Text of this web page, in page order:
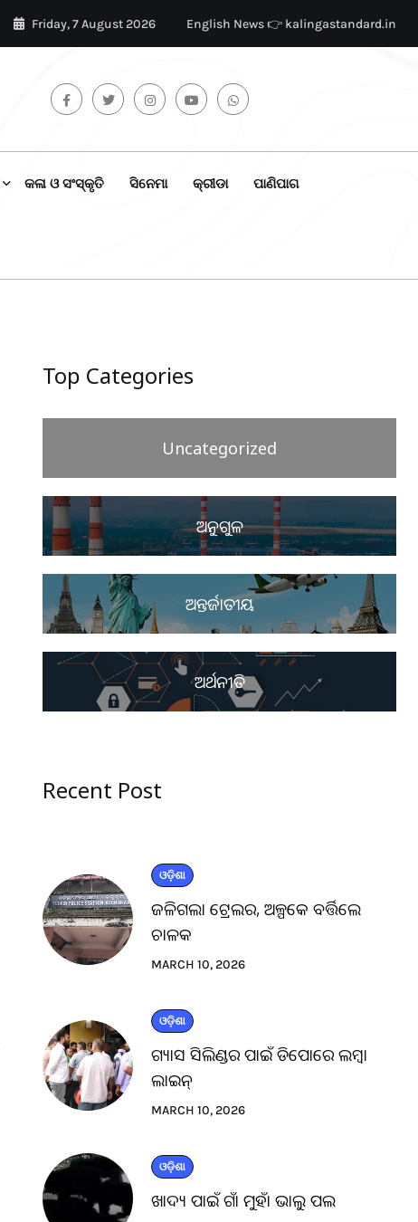
Friday, 7 August 2026 English News 👉 kalingastandard.in
କଳା ଓ ସଂସ୍କୃତି ସିନେମା କ୍ରୀଡା ପାଣିପାଗ
Top Categories
Uncategorized
ଅନୁଗୁଳ
ଅନ୍ତର୍ଜାତୀୟ
ଅର୍ଥନୀତି
Recent Post
ଓଡ଼ିଶା
ଜଳିଗଲା ଟ୍ରେଲର, ଅଳ୍ପକେ ବର୍ତ୍ତିଲେ
ଚାଳକ
MARCH 10, 2026
ଓଡ଼ିଶା
ଗ୍ୟାସ ସିଲିଣ୍ଡର ପାଇଁ ଡିପୋରେ ଲମ୍ବା
ଲାଇନ୍
MARCH 10, 2026
ଓଡ଼ିଶା
ଖାଦ୍ୟ ପାଇଁ ଗାଁ ମୁହାଁ ଭାଲୁ ପଲ